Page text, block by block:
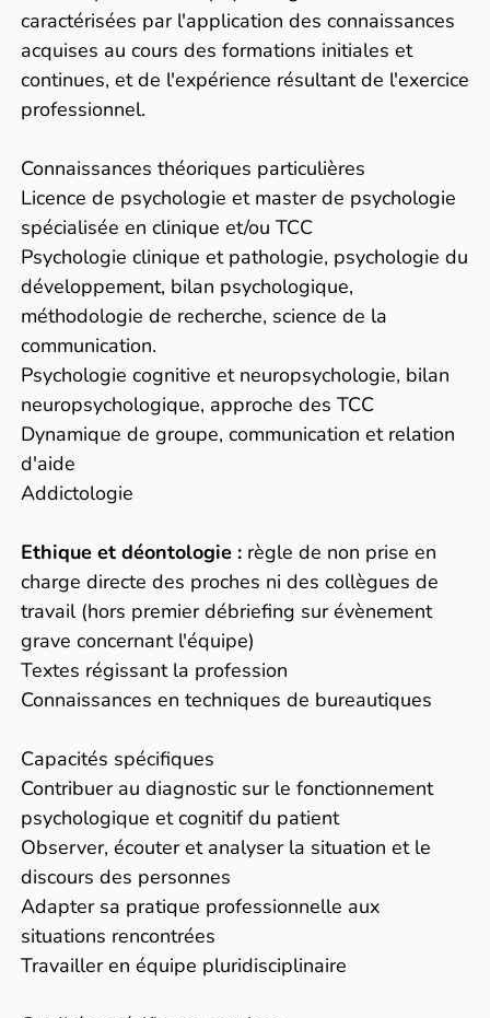
caractérisées par l'application des connaissances
acquises au cours des formations initiales et
continues, et de l'expérience résultant de l'exercice
professionnel.
Connaissances théoriques particulières
Licence de psychologie et master de psychologie
spécialisée en clinique et/ou TCC
Psychologie clinique et pathologie, psychologie du
développement, bilan psychologique,
méthodologie de recherche, science de la
communication.
Psychologie cognitive et neuropsychologie, bilan
neuropsychologique, approche des TCC
Dynamique de groupe, communication et relation
d'aide
Addictologie
Ethique et déontologie :règle de non prise en
charge directe des proches ni des collègues de
travail (hors premier débriefing sur évènement
grave concernant l'équipe)
Textes régissant la profession
Connaissances en techniques de bureautiques
Capacités spécifiques
Contribuer au diagnostic sur le fonctionnement
psychologique et cognitif du patient
Observer, écouter et analyser la situation et le
discours des personnes
Adapter sa pratique professionnelle aux
situations rencontrées
Travailler en équipe pluridisciplinaire